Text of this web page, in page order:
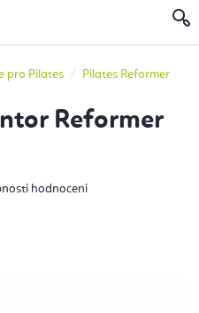
pro Pilates Pilates Reformer
Reformer
hodnocení